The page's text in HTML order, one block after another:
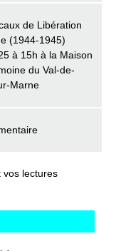
de Libération
(1944-1945)
à 15h à la Maison
du Val-de-
Marne
vos lectures